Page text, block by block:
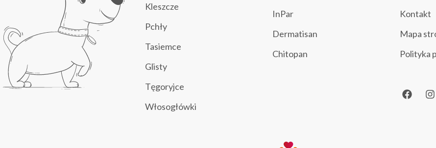
Kleszcze
Pchły
Tasiemce
Glisty
Tęgoryjce
Włosogłówki
InPar
Dermatisan
Chitopan
Kontakt
Mapa
Polityka